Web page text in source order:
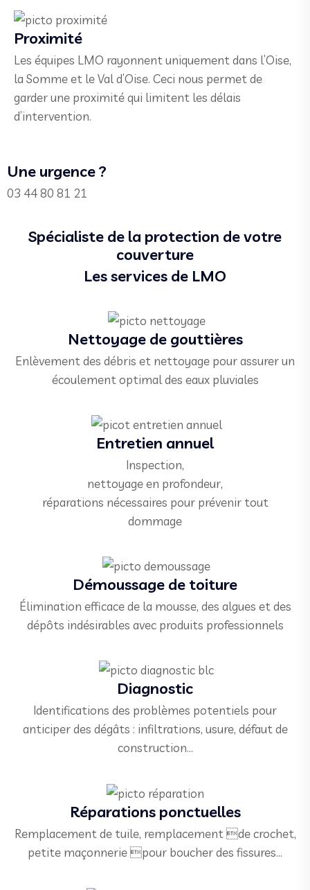
Proximité
Les équipes LMO rayonnent uniquement dans l’Oise,
la Somme et le Val d’Oise. Ceci nous permet de
garder une proximité qui limitent les délais
d’intervention.
Une urgence ?
03 44 80 81 21
Spécialiste de la protection de votre
couverture
Les services de LMO
Nettoyage de gouttières
Enlèvement des débris et nettoyage pour assurer un
écoulement optimal des eaux pluviales
Entretien annuel
Inspection,
nettoyage en profondeur,
réparations nécessaires pour prévenir tout
dommage
Démoussage de toiture
Élimination efficace de la mousse, des algues et des
dépôts indésirables avec produits professionnels
Diagnostic
Identifications des problèmes potentiels pour
anticiper des dégâts : infiltrations, usure, défaut de
construction…
Réparations ponctuelles
Remplacement de tuile, remplacement de crochet,
petite maçonnerie pour boucher des fissures…